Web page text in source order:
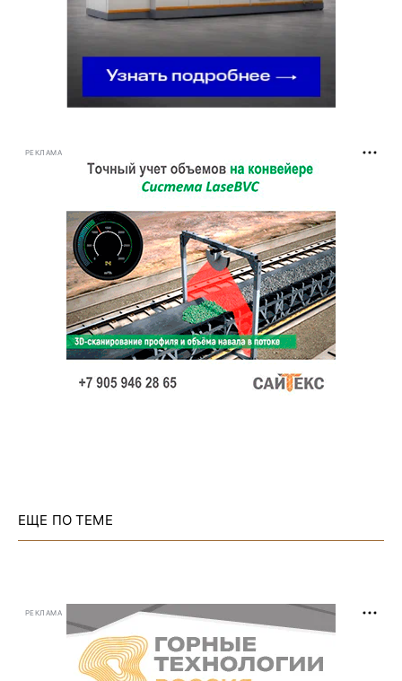
РЕКЛАМА
ЕЩЕ ПО ТЕМЕ
РЕКЛАМА